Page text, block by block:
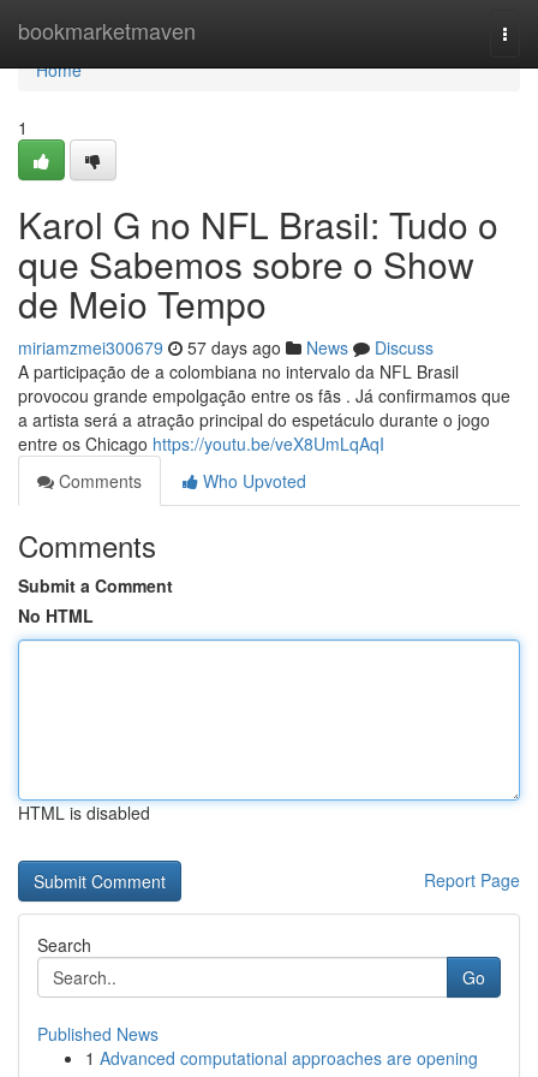
bookmarketmaven
Home
Home
1
Karol G no NFL Brasil: Tudo o
que Sabemos sobre o Show
de Meio Tempo
miriamzmei300679 57 days ago News
Discuss
A participação de a colombiana no intervalo da NFL Brasil
provocou grande empolgação entre os fãs . Já confirmamos que
a artista será a atração principal do espetáculo durante o jogo
entre os Chicago https://youtu.be/veX8UmLqAqI
Comments
Who Upvoted
Comments
Submit a Comment
No HTML
HTML is disabled
Report Page
Search
Go
Published News
1 Advanced computational approaches are opening